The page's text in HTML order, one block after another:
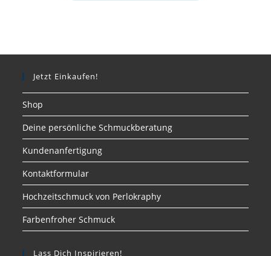
Jetzt Einkaufen!
Shop
Deine persönliche Schmuckberatung
Kundenanfertigung
Kontaktformular
Hochzeitschmuck von Perlokraphy
Farbenfroher Schmuck
Lass Dich Inspirieren!